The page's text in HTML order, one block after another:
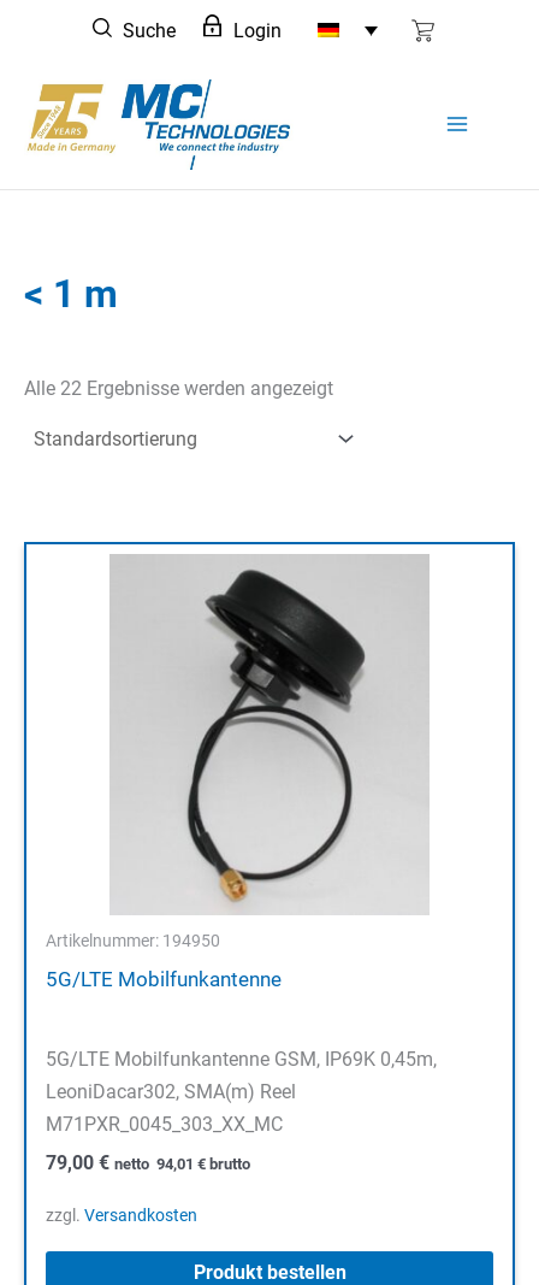
springen
Suche Login
< 1 m
Alle 22 Ergebnisse werden angezeigt
Artikelnummer: 194950
5G/LTE Mobilfunkantenne
5G/LTE Mobilfunkantenne GSM, IP69K 0,45m,
LeoniDacar302, SMA(m) Reel
M71PXR_0045_303_XX_MC
79,00 € netto 94,01 € brutto
zzgl. Versandkosten
Produkt bestellen